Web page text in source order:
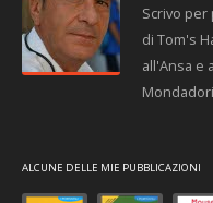
Scrivo
di Tom's
all'Ansa e
ALCUNE DELLE MIE PUBBLICAZIONI